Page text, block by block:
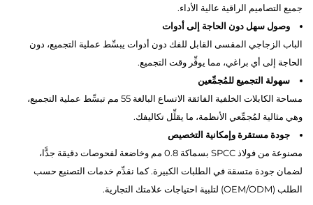
جميع التصاميم الراقية عالية الأداء.
وصول سهل دون الحاجة إلى أدوات
الباب الزجاجي المقسى القابل للفك دون أدوات يبسِّط عملية التجميع، دون
الحاجة إلى أي براغي، مما يوفِّر وقت التجميع.
سهولة التجميع للمُجمِّعين
مساحة الكابلات الخلفية الفائقة الاتساع البالغة 55 مم تبسِّط عملية التجميع،
وهي مثالية لمُجمِّعي الأنظمة، ما يقلِّل تكاليفك.
جودة مستقرة وإمكانية التخصيص
مصنوعة من فولاذ SPCC بسماكة 0.8 مم وخاضعة لفحوصات دقيقة جدًّا،
لضمان جودة متسقة في الطلبات الكبيرة. كما نقدِّم خدمات التصنيع حسب
الطلب (OEM/ODM) لتلبية احتياجات علامتك التجارية.